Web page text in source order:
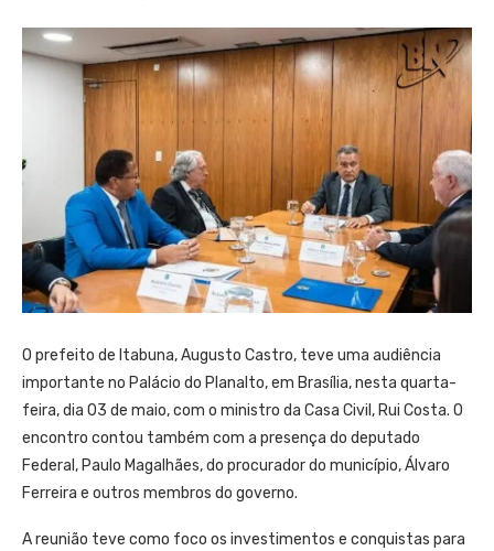
O prefeito de Itabuna, Augusto Castro, teve uma audiência
importante no Palácio do Planalto, em Brasília, nesta quarta-
feira, dia 03 de maio, com o ministro da Casa Civil, Rui Costa. O
encontro contou também com a presença do deputado
Federal, Paulo Magalhães, do procurador do município, Álvaro
Ferreira e outros membros do governo.
A reunião teve como foco os investimentos e conquistas para